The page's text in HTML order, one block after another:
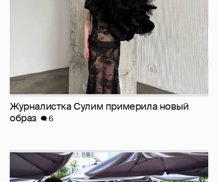
Журналистка Сулим примерила новый
образ
6